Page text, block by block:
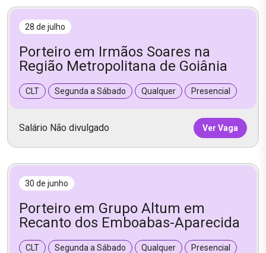
28 de julho
Porteiro em Irmãos Soares na
Região Metropolitana de Goiânia
CLT Segunda a Sábado Qualquer Presencial
Salário Não divulgado Ver Vaga
30 de junho
Porteiro em Grupo Altum em
Recanto dos Emboabas-Aparecida
CLT Segunda a Sábado Qualquer
Presencial